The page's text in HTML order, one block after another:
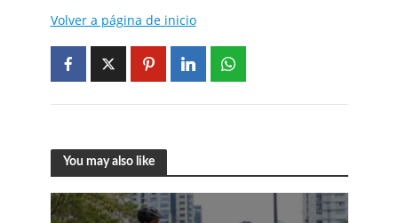
Volver a página de inicio
You may also like